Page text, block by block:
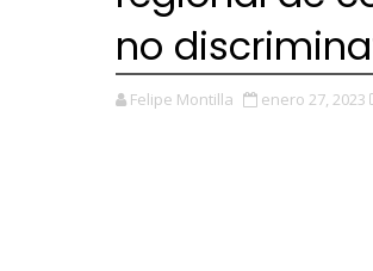
no
Felipe Montilla enero 27, 2023